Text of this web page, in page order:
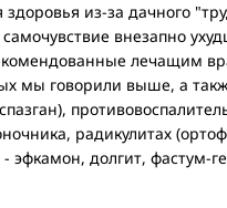
здоровья из-за дачного
внезапно
лечащим
мы говорили выше, а
радикулитах
долгит, фастум-